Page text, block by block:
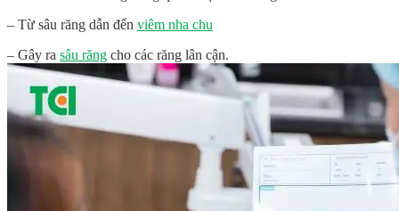
– Từ sâu răng dẫn đến viêm nha chu
– Gây ra sâu răng cho các răng lân cận.